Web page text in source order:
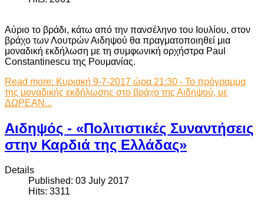
Αύριο το βράδι, κάτω από την πανσέληνο του Ιουλίου, στον
βράχο των Λουτρών Αιδηψού θα πραγματοποιηθεί μια
μοναδική εκδήλωση με τη συμφωνική ορχήστρα Paul
Constantinescu της Ρουμανίας.
Read more: Κυριακή 9-7-2017 ώρα 21:30 - Το πρόγραμμα
της μοναδικής εκδήλωσης στο βράχο της Αιδηψού, με
ΔΩΡΕΑΝ...
Αιδηψός - «Πολιτιστικές Συναντήσεις
στην Καρδιά της Ελλάδας»
Details
Published: 03 July 2017
Hits: 3311